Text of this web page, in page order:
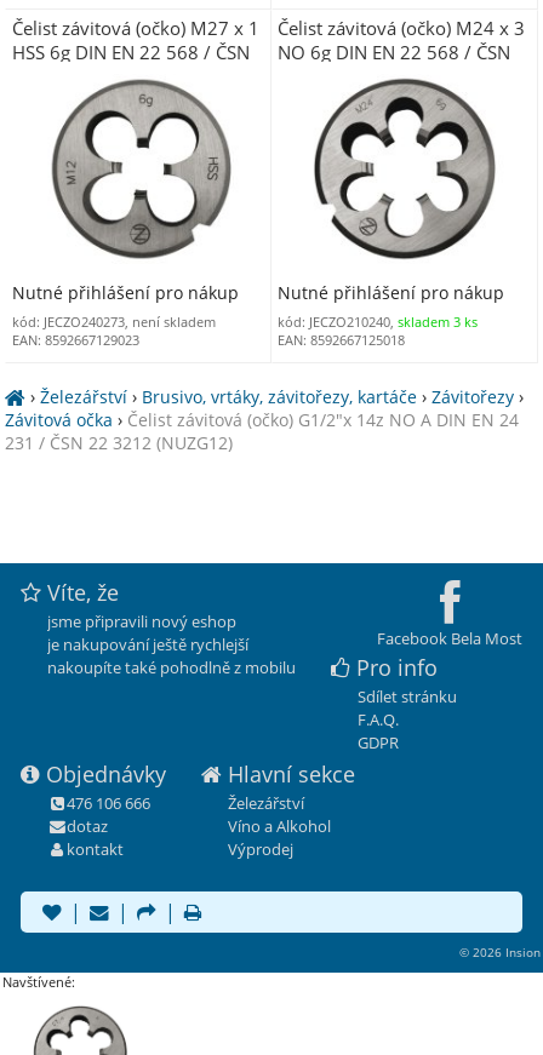
Čelist závitová (očko) M27 x 1
HSS 6g DIN EN 22 568 / ČSN
Nutné přihlášení pro nákup
kód: JECZO240273, není skladem
EAN: 8592667129023
Čelist závitová (očko) M24 x 3
NO 6g DIN EN 22 568 / ČSN
22 3210 (NUM24O)
Nutné přihlášení pro nákup
kód: JECZO210240,skladem 3 ks
EAN: 8592667125018
›Železářství › Brusivo, vrtáky, závitořezy, kartáče ›Závitořezy ›
Závitová očka › Čelist závitová (očko) G1/2"x 14z NO A DIN EN 24
231 / ČSN 22 3212 (NUZG12)
Facebook Bela Most
Víte, že
jsme připravili nový eshop
je nakupování ještě rychlejší
nakoupíte také pohodlně z mobilu
Pro info
Sdílet stránku
F.A.Q.
GDPR
Objednávky
476 106 666
dotaz
kontakt
Hlavní sekce
Železářství
Víno a Alkohol
Výprodej
| | |
© 2026 Insion
Navštívené: